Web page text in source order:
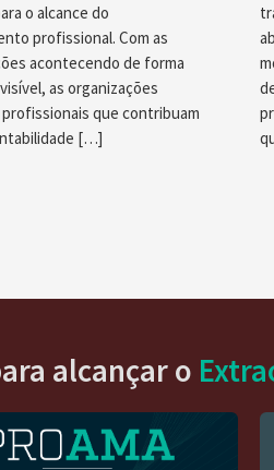
o alcance do
profissional. Com as
acontecendo de forma
as organizações
que contribuam
[…]
alcançar o